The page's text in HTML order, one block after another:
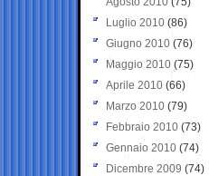
Luglio 2010 (86)
Giugno 2010 (76)
Maggio 2010 (75)
Aprile 2010 (66)
Marzo 2010 (79)
Febbraio 2010 (73)
Gennaio 2010 (74)
Dicembre 2009 (74)